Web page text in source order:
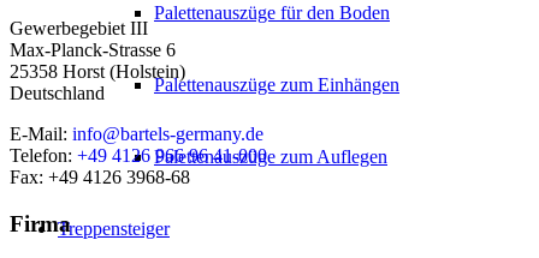
Palettenauszüge für den Boden
Palettenauszüge zum Einhängen
Palettenauszüge zum Auflegen
Treppensteiger
Gewerbegebiet III
Max-Planck-Strasse 6
25358 Horst (Holstein)
Deutschland
E-Mail: info@bartels-germany.de
Telefon: +49 4126 966 96 41-000
Fax: +49 4126 3968-68
Firma